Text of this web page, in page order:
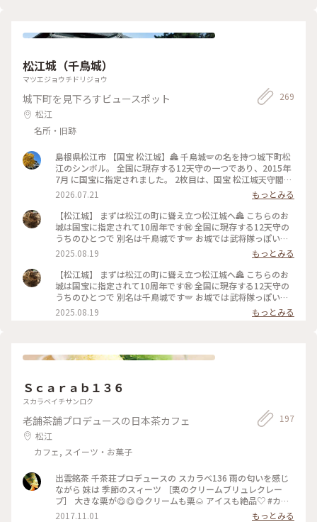
松江城（千鳥城）
マツエジョウチドリジョウ
城下町を見下ろすビュースポット
松江
名所・旧跡
269
島根県松江市 【国宝 松江城】🏯 千鳥城🪽の名を持つ城下町松
江のシンボル。 全国に現存する12天守の一つであり、2015年
7月 に国宝に指定されました。 2枚目は、国宝 松江城天守閣か
らの眺め。 遠くに見えるのが宍道湖です。 3枚目は、松江城マ
ンホール。 #ひみつの絶景 #国宝松江城 #現存12天守 #国宝 #
島根県 #松江市
2026.07.21
もっとみる
【松江城】 まずは松江の町に聳え立つ松江城へ🏯 こちらのお
城は国宝に指定されて10周年です㊗️ 全国に現存する12天守の
うちのひとつで 別名は千鳥城です🪽 お城では武将隊っぽい方
が場内案内ツアーされていました 「これに見えまする窓が狭
間と申して鉄砲を…」 みたいな感じで侍言葉で武将に城内と周
辺を案内してもらえるって良いですねぇ😁 こういうツアーに
申し込んで見学もとっても楽しそうです😆 雨降りの日だし見
学の人の熱で城内はかなりの湿気🌧️ 現存天守なので階段もと
っても急でいきなり汗ダックダクです💦💦 解放感がある天守
閣の最上階にあがった瞬間の風がとても気持ちよかったです(*
#松江 #ことりっぷ島根
2025.08.19
もっとみる
【松江城】 まずは松江の町に聳え立つ松江城へ🏯 こちらのお
城は国宝に指定されて10周年です㊗️ 全国に現存する12天守の
うちのひとつで 別名は千鳥城です🪽 お城では武将隊っぽい方
が場内案内ツアーされていました 「これに見えまする窓が狭
間と申して鉄砲を…」 みたいな感じで侍言葉で武将に城内と周
学の人の熱で城内はかなりの湿気🌧️ 現存天守なので階段もと
´꒳`*) ちょっと悪天候で霞んでいて見にくいですが宍道湖も見
えました🌊 （2025.8.11） #現存天守 #国宝 #お城 #温泉と日本
2025.08.19 もっとみる
Ｓｃａｒａｂ１３６
スカラベイチサンロク
老舗茶舗プロデュースの日本茶カフェ
松江
カフェ, スイーツ・お菓子
197
出雲銘茶 千茶荘プロデュースの スカラベ136 雨の匂いを感じ
ながら 妹は 季節のスィーツ ［栗のクリームブリュレクレー
プ］ 大きな栗が😋😋😋クリームも栗🌰 アイスも絶品♡ #カフ
ェ#千茶荘
2017.11.01
もっとみる